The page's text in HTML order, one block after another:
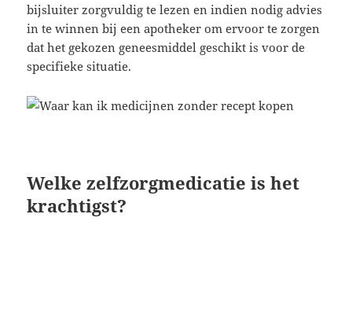
bijsluiter zorgvuldig te lezen en indien nodig advies
in te winnen bij een apotheker om ervoor te zorgen
dat het gekozen geneesmiddel geschikt is voor de
specifieke situatie.
Welke zelfzorgmedicatie is het
krachtigst?